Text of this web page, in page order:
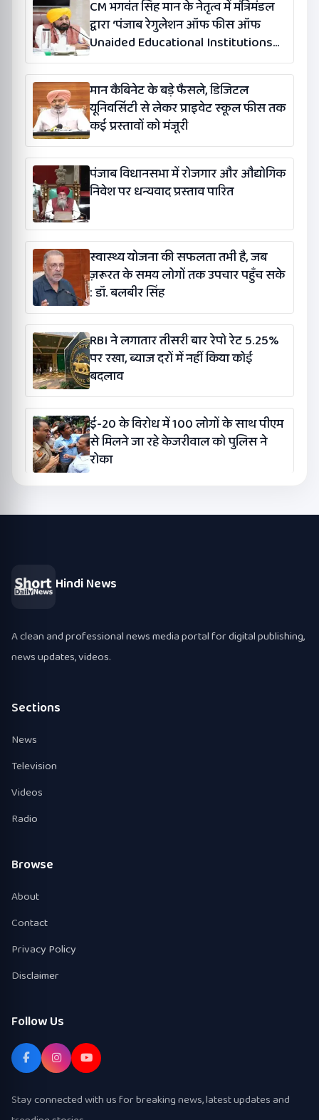
CM भगवंत सिंह मान के नेतृत्व में मंत्रिमंडल
द्वारा ‘पंजाब रेगुलेशन ऑफ फीस ऑफ
Unaided Educational Institutions
(संशोधन) विधेयक-2026’ पास
मान कैबिनेट के बड़े फैसले, डिजिटल
यूनिवर्सिटी से लेकर प्राइवेट स्कूल फीस तक
कई प्रस्तावों को मंजूरी
पंजाब विधानसभा में रोजगार और औद्योगिक
निवेश पर धन्यवाद प्रस्ताव पारित
स्वास्थ्य योजना की सफलता तभी है, जब
ज़रूरत के समय लोगों तक उपचार पहुँच सके
: डॉ. बलबीर सिंह
RBI ने लगातार तीसरी बार रेपो रेट 5.25%
पर रखा, ब्याज दरों में नहीं किया कोई
बदलाव
ई-20 के विरोध में 100 लोगों के साथ पीएम
से मिलने जा रहे केजरीवाल को पुलिस ने
रोका
Hindi News
A clean and professional news media portal for digital publishing,
news updates, videos.
Sections
News
Television
Videos
Radio
Browse
About
Contact
Privacy Policy
Disclaimer
Follow Us
Stay connected with us for breaking news, latest updates and